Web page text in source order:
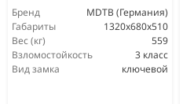
Бренд
MDTB (Германия)
Габариты
1320x680x510
Вес (кг)
559
Взломостойкость
3 класс
Вид замка
ключевой